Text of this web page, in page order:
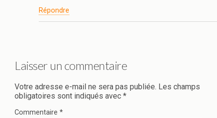
Répondre
Laisser un commentaire
Votre adresse e-mail ne sera pas publiée. Les champs
obligatoires sont indiqués avec *
Commentaire *